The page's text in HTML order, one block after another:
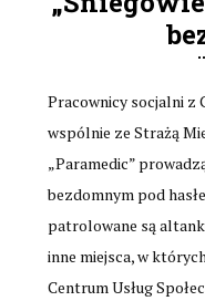
Pracownicy socjalni z
wspólnie ze Strażą
„Paramedic”
bezdomnym pod
patrolowane są
inne miejsca, w
Centrum Usług